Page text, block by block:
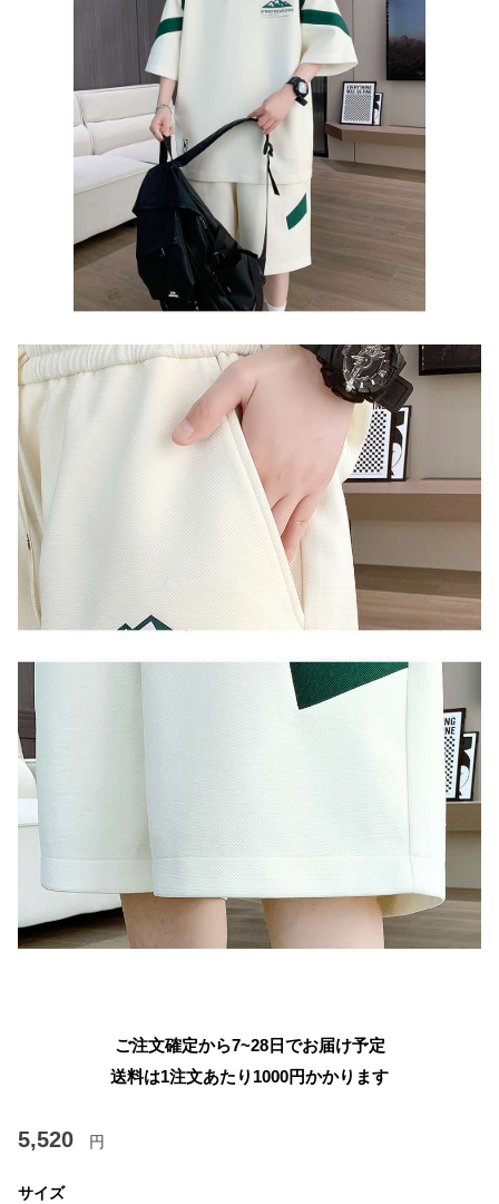
ご注文確定から7~28日でお届け予定
送料は1注文あたり 1000円かかります
5,520 円
サイズ